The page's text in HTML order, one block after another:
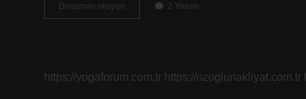
Devamını okuyun Sarmaşık
Otu
2 Yorum
https://yogaforum.com.tr https://ozoglunakliyat.com.tr